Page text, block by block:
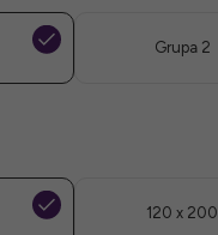
Grupa 2
120 x 200